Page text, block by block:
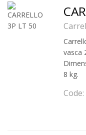
vasca
8 kg.
Code: